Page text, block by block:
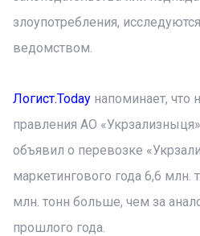
злоупотребления,
ведомством.
Логист.Today напоминает, что
правления АО
объявил о перевозке
маркетингового года 6,6 млн.
млн. тонн больше, чем за
прошлого года.